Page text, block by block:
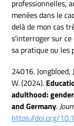
professionnelles,
menées dans le
delà de mon cas
s’interroger sur
sa pratique ou les
24016. Jongbloed,
W. (2024).
adulthood:
and Germany.
https://doi.org/